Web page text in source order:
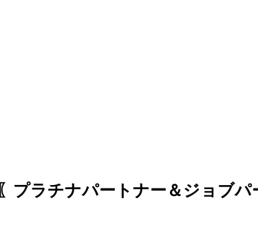
〖プラチナパートナー＆ジョブパ